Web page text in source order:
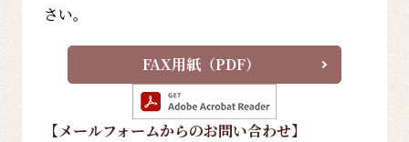
さい。
FAX用紙（PDF）
【メールフォームからのお問い合わせ】